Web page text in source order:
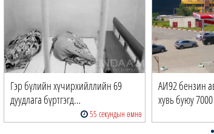
Гэр бүлийн хүчирхийллийн 69
дуудлага бүртгэгд…
55 секундын өмнө
АИ92 бензин
хувь буюу